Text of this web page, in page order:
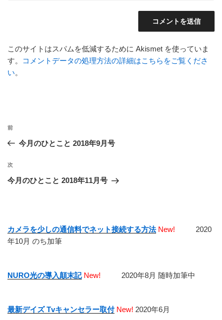
このサイトはスパムを低減するために Akismet を使っていま
す。
コメントデータの処理方法の詳細はこちらをご覧くださ
い。
投
ナ
ビ
ゲ
ン
前
の
稿
前
今月のひとこと 2018年9月号
次
の
次
今月のひとこと 2018年11月号
カメラを少しの通信料でネット接続する方法 New! 2020
年10月 のち加筆
NURO光の導入顛末記 New! 2020年8月 随時加筆中
最新デイズ Tvキャンセラー取付New! 2020年6月